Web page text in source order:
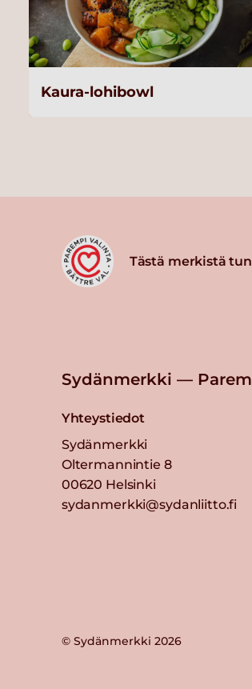
Kaura-lohibowl
Tästä merkistä
Sydänmerkki —
Yhteystiedot
Sydänmerkki
Oltermannintie 8
00620 Helsinki
sydanmerkki@sydanliitto.fi
© Sydänmerkki 2026